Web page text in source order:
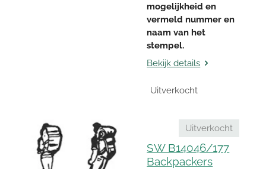
mogelijkheid en
vermeld nummer en
naam van het
stempel.
Bekijk details
Uitverkocht
Uitverkocht
SW B14046/177
Backpackers